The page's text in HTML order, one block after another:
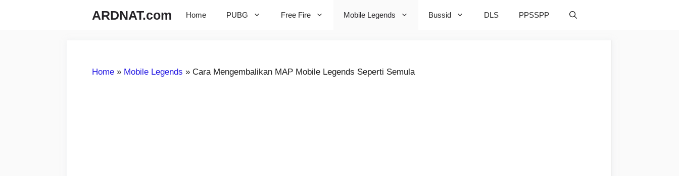
ARDNAT.com Home PUBG Free Fire Mobile Legends Bussid DLS PPSSPP
Home » Mobile Legends » Cara Mengembalikan MAP Mobile Legends Seperti Semula